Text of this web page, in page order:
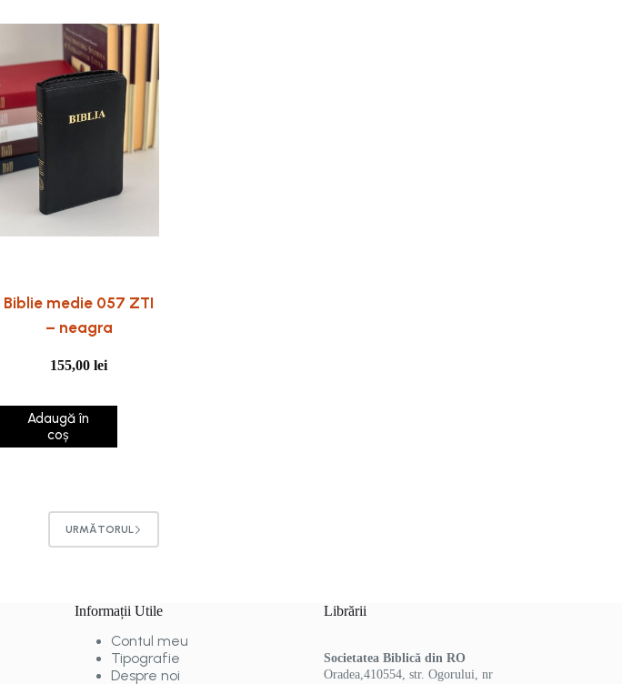
Biblie medie 057 ZTI
– neagra
155,00lei
Adaugă în
coș
URMĂTORUL
Informații Utile
Contul meu
Tipografie
Despre noi
Librării
Societatea Biblică din RO
Oradea,410554, str. Ogorului, nr